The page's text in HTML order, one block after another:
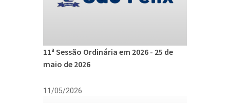
11ª Sessão Ordinária em 2026 - 25 de
maio de 2026
11/05/2026